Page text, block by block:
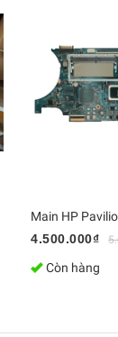
4.500.000₫
Còn hàng